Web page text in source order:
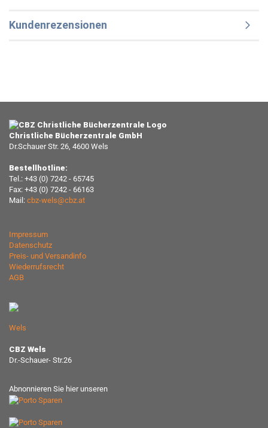
Kundenrezensionen
Christliche Bücherzentrale GmbH
Dr.Schauer Str. 26, 4600 Wels
Bestellhotline:
Tel.: +43 (0) 7242 - 65745
Fax: +43 (0) 7242 - 66163
Mail: cbz-wels@cbz.at
Impressum
Datenschutz
Preis- und Versandinfo
Wiederrufsrecht
AGB
Wels
CBZ Wels
Dr.-Schauer- Str.26
Abnonnieren Sie hier unseren